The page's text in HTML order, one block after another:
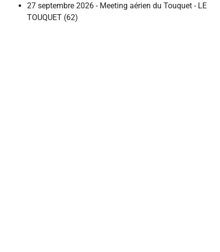
27 septembre 2026 - Meeting aérien du Touquet - LE
TOUQUET (62)